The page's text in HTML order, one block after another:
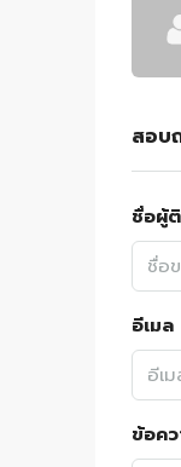
สอบ
ชื่อผู้
อีเมล
ข้อคว